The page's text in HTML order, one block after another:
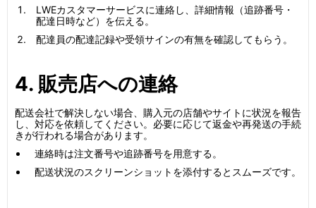
LWEカスタマーサービスに連絡し、詳細情報（追跡番号・
配達日時など）を伝える。
配達員の配達記録や受領サインの有無を確認してもらう。
4. 販売店への連絡
配送会社で解決しない場合、購入元の店舗やサイトに状況を報告
し、対応を依頼してください。必要に応じて返金や再発送の手続
きが行われる場合があります。
連絡時は注文番号や追跡番号を用意する。
配送状況のスクリーンショットを添付するとスムーズです。